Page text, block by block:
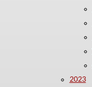
2023